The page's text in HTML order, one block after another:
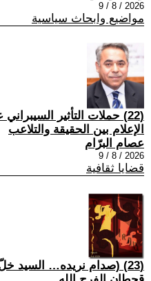
2026 / 8 / 9
مواضيع وابحاث سياسية
(22) حملات التأثير
الإعلام بين الحقيقة والتلاعب
عصام البرّام
2026 / 8 / 9
قضايا ثقافية
(23) (صدام نريده… السيد خلّ يتكتر)